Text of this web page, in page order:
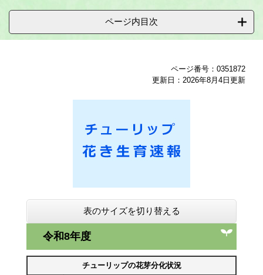
ページ内目次
ページ番号：0351872
更新日：2026年8月4日更新
表のサイズを切り替える
令和8年度
チューリップの花芽分化状況